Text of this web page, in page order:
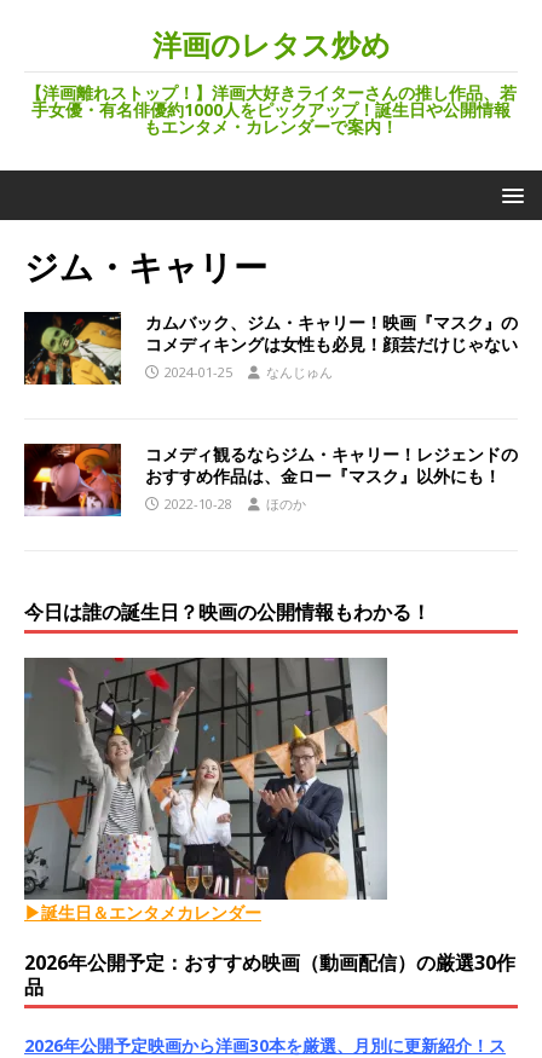
洋画のレタス炒め
【洋画離れストップ！】洋画大好きライターさんの推し作品、若
手女優・有名俳優約1000人をピックアップ！誕生日や公開情報
もエンタメ・カレンダーで案内！
ジム・キャリー
カムバック、ジム・キャリー！映画『マスク』の
コメディキングは女性も必見！顔芸だけじゃない
2024-01-25 なんじゅん
コメディ観るならジム・キャリー！レジェンドの
おすすめ作品は、金ロー『マスク』以外にも！
2022-10-28 ほのか
今日は誰の誕生日？映画の公開情報もわかる！
▶誕生日＆エンタメカレンダー
2026年公開予定：おすすめ映画（動画配信）の厳選30作
品
2026年公開予定映画から洋画30本を厳選、月別に更新紹介！ス